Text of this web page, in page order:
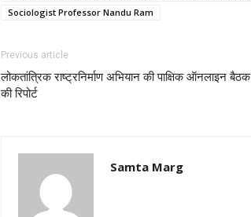
Sociologist Professor Nandu Ram
Previous article
लोकतांत्रिक राष्ट्रनिर्माण अभियान की पाक्षिक ऑनलाइन बैठक
की रिपोर्ट
Samta Marg